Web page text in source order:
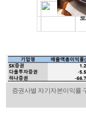
증권사별 자기자본이익률